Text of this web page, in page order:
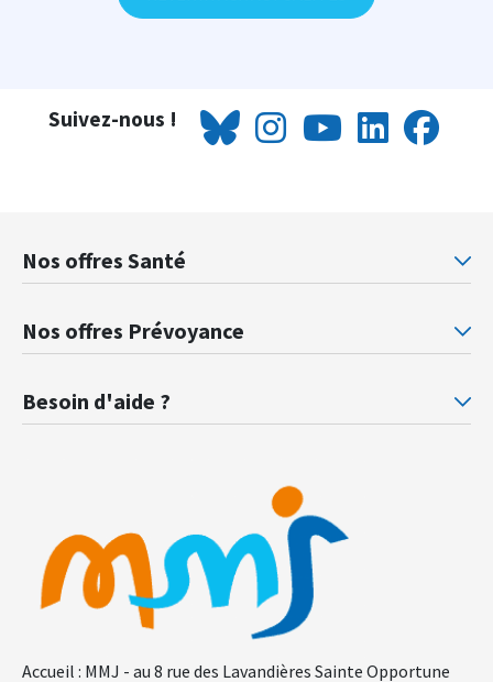
Suivez-nous !
Accueil : MMJ - au 8 rue des Lavandières Sainte Opportune
Nos offres Santé
Mutuelle santé Retraités justice
Nos offres Prévoyance
Besoin d'aide ?